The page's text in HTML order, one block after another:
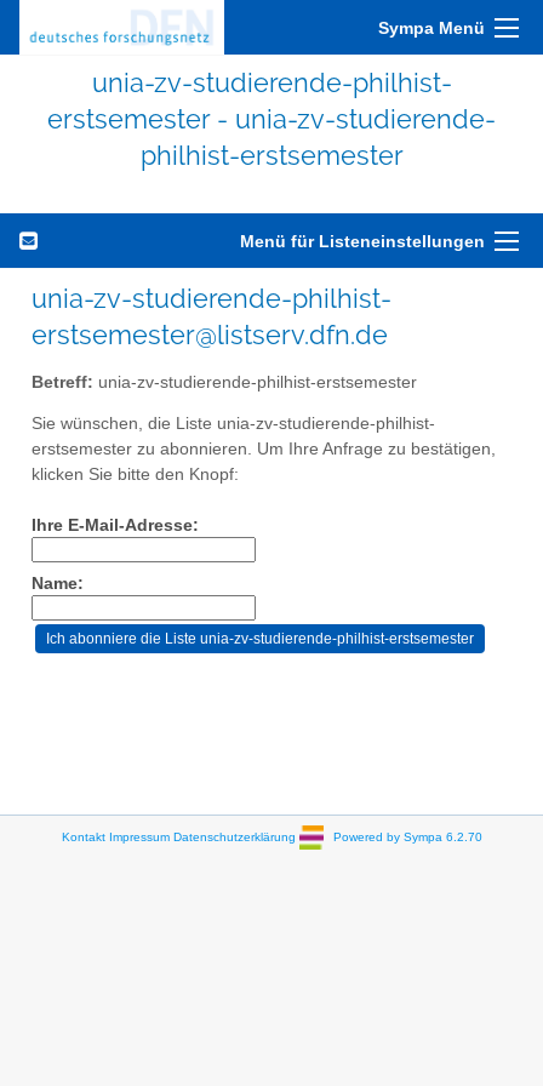
Sympa Menü
unia-zv-studierende-philhist-
erstsemester - unia-zv-studierende-
philhist-erstsemester
Menü für Listeneinstellungen
unia-zv-studierende-philhist-
erstsemester@listserv.dfn.de
Betreff: unia-zv-studierende-philhist-erstsemester
Sie wünschen, die Liste unia-zv-studierende-philhist-
erstsemester zu abonnieren. Um Ihre Anfrage zu bestätigen,
klicken Sie bitte den Knopf:
Ihre E-Mail-Adresse:
Name:
Kontakt Impressum Datenschutzerklärung Powered by Sympa 6.2.70